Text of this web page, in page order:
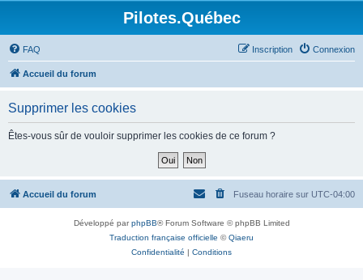
Pilotes.Québec
FAQ Connexion
Inscription
Accueil du forum
Supprimer les cookies
Êtes-vous sûr de vouloir supprimer les cookies de ce forum ?
Accueil du forum Fuseau horaire sur UTC-04:00
Développé parphpBB® Forum Software © phpBB Limited
Traduction française officielle ©Qiaeru
Confidentialité | Conditions